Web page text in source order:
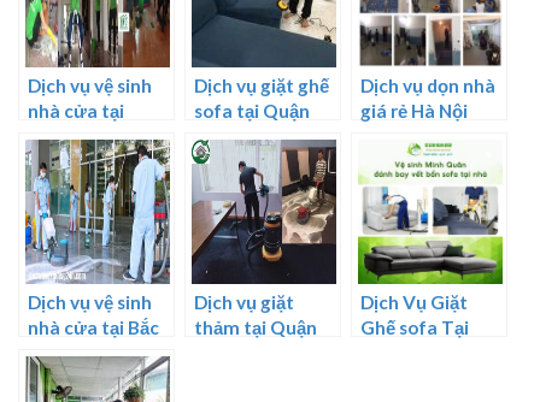
Dịch vụ vệ sinh
nhà cửa tại
Hoàn Kiếm Hà
Nội
Dịch vụ giặt ghế
sofa tại Quận
Hoàng Mai
Dịch vụ dọn nhà
giá rẻ Hà Nội
Dịch vụ vệ sinh
nhà cửa tại Bắc
Ninh
Dịch vụ giặt
thảm tại Quận
Dịch Vụ Giặt
Ghế sofa Tại